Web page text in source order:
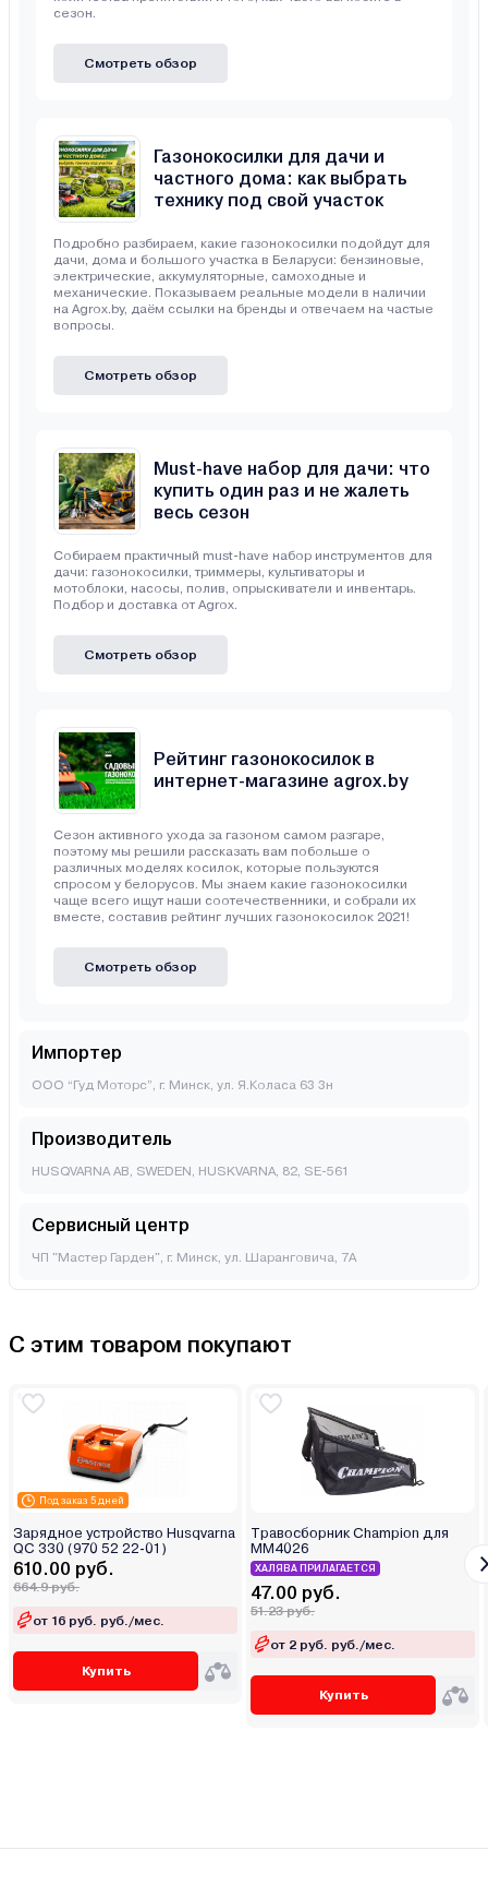
сезон.
Смотреть обзор
Газонокосилки для дачи и
частного дома: как выбрать
технику под свой участок
Подробно разбираем, какие газонокосилки подойдут для
дачи, дома и большого участка в Беларуси: бензиновые,
электрические, аккумуляторные, самоходные и
механические. Показываем реальные модели в наличии
на Agrox.by, даём ссылки на бренды и отвечаем на частые
вопросы.
Смотреть обзор
Must-have набор для дачи: что
купить один раз и не жалеть
весь сезон
Собираем практичный must-have набор инструментов для
дачи: газонокосилки, триммеры, культиваторы и
мотоблоки, насосы, полив, опрыскиватели и инвентарь.
Подбор и доставка от Agrox.
Смотреть обзор
Рейтинг газонокосилок в
интернет-магазине agrox.by
Сезон активного ухода за газоном самом разгаре,
поэтому мы решили рассказать вам побольше о
различных моделях косилок, которые пользуются
спросом у белорусов. Мы знаем какие газонокосилки
чаще всего ищут наши соотечественники, и собрали их
вместе, составив рейтинг лучших газонокосилок 2021!
Смотреть обзор
Импортер
ООО “Гуд Моторс”, г. Минск, ул. Я.Коласа 63 3н
Производитель
HUSQVARNA AB, SWEDEN, HUSKVARNA, 82, SE-561
Сервисный центр
ЧП "Мастер Гарден", г. Минск, ул. Шаранговича, 7А
С этим товаром покупают
Под заказ 5 дней
Зарядное устройство Husqvarna
QC 330 (970 52 22-01)
610.00 руб.
664.9 руб.
от 16 руб. руб./мес.
Купить
Травосборник Champion для
MM4026
ХАЛЯВА ПРИЛАГАЕТСЯ
47.00 руб.
51.23 руб.
от 2 руб. руб./мес.
Купить